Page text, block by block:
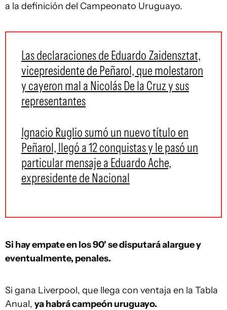
a la definición del Campeonato Uruguayo.
Las declaraciones de Eduardo Zaidensztat,
vicepresidente de Peñarol, que molestaron
y cayeron mal a Nicolás De la Cruz y sus
representantes
Ignacio Ruglio sumó un nuevo título en
Peñarol, llegó a 12 conquistas y le pasó un
particular mensaje a Eduardo Ache,
expresidente de Nacional
Si hay empate en los 90' se disputará alargue y
eventualmente, penales.
Si gana Liverpool, que llega con ventaja en la Tabla
Anual, ya habrá campeón uruguayo.